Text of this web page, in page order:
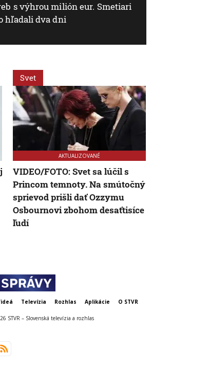
s výhrou milión eur. Smetiari
hľadali dva dni
Svet
AKTUALIZOVANÉ
VIDEO/FOTO: Svet sa lúčil s
Princom temnoty. Na smútočný
sprievod prišli dať Ozzymu
Osbournovi zbohom desaťtisíce
ľudí
Televízia Rozhlas Aplikácie O STVR
STVR – Slovenská televízia a rozhlas